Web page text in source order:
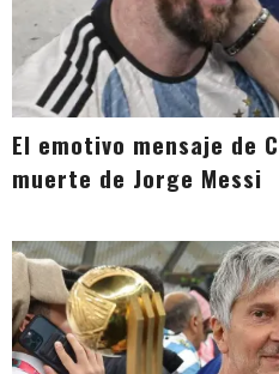
El emotivo mensaje de
muerte de Jorge Messi